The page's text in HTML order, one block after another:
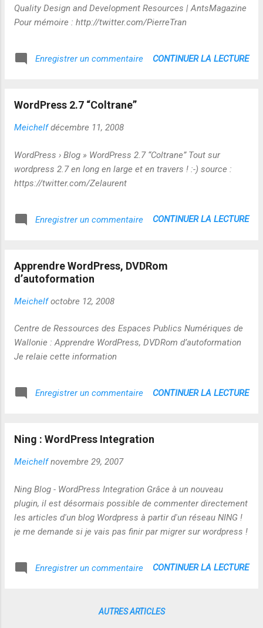
Quality Design and Development Resources | AntsMagazine
Pour mémoire : http://twitter.com/PierreTran
Enregistrer un commentaire CONTINUER LA LECTURE
WordPress 2.7 “Coltrane”
Meichelf décembre 11, 2008
WordPress › Blog » WordPress 2.7 “Coltrane” Tout sur
wordpress 2.7 en long en large et en travers ! :-) source :
https://twitter.com/Zelaurent
Enregistrer un commentaire CONTINUER LA LECTURE
Apprendre WordPress, DVDRom
d’autoformation
Meichelf octobre 12, 2008
Centre de Ressources des Espaces Publics Numériques de
Wallonie : Apprendre WordPress, DVDRom d’autoformation
Je relaie cette information
Enregistrer un commentaire CONTINUER LA LECTURE
Ning : WordPress Integration
Meichelf novembre 29, 2007
Ning Blog - WordPress Integration Grâce à un nouveau
plugin, il est désormais possible de commenter directement
les articles d'un blog Wordpress à partir d'un réseau NING !
je me demande si je vais pas finir par migrer sur wordpress !
Enregistrer un commentaire CONTINUER LA LECTURE
AUTRES ARTICLES